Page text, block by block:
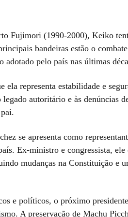
Fujimori (1990-2000), Keiko
bandeiras estão o
adotado pelo país nas últimas
ela representa estabilidade e
legado autoritário e às denúncias
se apresenta como
Ex-ministro e congressista,
mudanças na Constituição e
e políticos, o próximo
A preservação de Machu